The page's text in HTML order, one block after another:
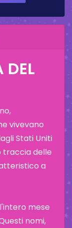
DEL
vivevano
Stati Uniti
traccia delle
a
mese
nomi,